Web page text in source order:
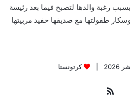
رغبة والدها لتصبح فيما بعد رئيسة
طفولتها مع صديقها حفيد مربيتها
| كرتونستا
ملخص